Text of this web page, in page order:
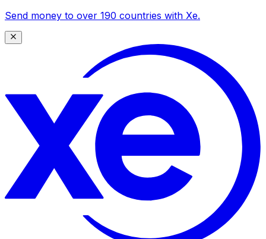
Send money to over 190 countries with Xe.